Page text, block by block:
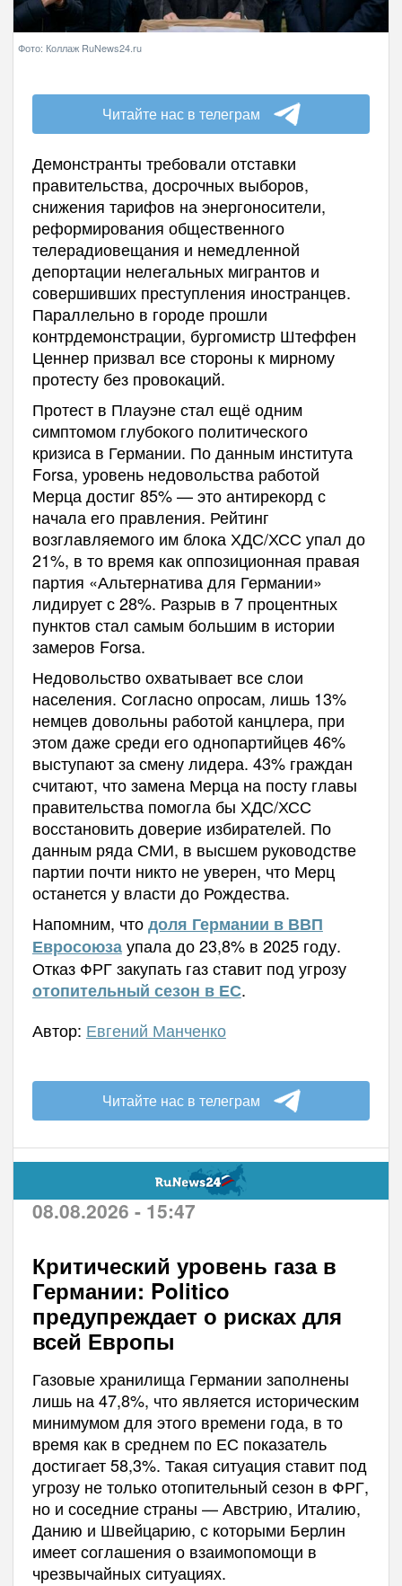
Фото: Коллаж RuNews24.ru
Читайте нас в телеграм
Демонстранты требовали отставки
правительства, досрочных выборов,
снижения тарифов на энергоносители,
реформирования общественного
телерадиовещания и немедленной
депортации нелегальных мигрантов и
совершивших преступления иностранцев.
Параллельно в городе прошли
контрдемонстрации, бургомистр Штеффен
Ценнер призвал все стороны к мирному
протесту без провокаций.
Протест в Плауэне стал ещё одним
симптомом глубокого политического
кризиса в Германии. По данным института
Forsa, уровень недовольства работой
Мерца достиг 85% — это антирекорд с
начала его правления. Рейтинг
возглавляемого им блока ХДС/ХСС упал до
21%, в то время как оппозиционная правая
партия «Альтернатива для Германии»
лидирует с 28%. Разрыв в 7 процентных
пунктов стал самым большим в истории
замеров Forsa.
Недовольство охватывает все слои
населения. Согласно опросам, лишь 13%
немцев довольны работой канцлера, при
этом даже среди его однопартийцев 46%
выступают за смену лидера. 43% граждан
считают, что замена Мерца на посту главы
правительства помогла бы ХДС/ХСС
восстановить доверие избирателей. По
данным ряда СМИ, в высшем руководстве
партии почти никто не уверен, что Мерц
останется у власти до Рождества.
Напомним, чтодоля Германии в ВВП
Евросоюзаупала до 23,8% в 2025 году.
Отказ ФРГ закупать газ ставит под угрозу
отопительный сезон в ЕС.
Автор: Евгений Манченко
Читайте нас в телеграм
08.08.2026 - 15:47
Критический уровень газа в
Германии: Politico
предупреждает о рисках для
всей Европы
Газовые хранилища Германии заполнены
лишь на 47,8%, что является историческим
минимумом для этого времени года, в то
время как в среднем по ЕС показатель
достигает 58,3%. Такая ситуация ставит под
угрозу не только отопительный сезон в ФРГ,
но и соседние страны — Австрию, Италию,
Данию и Швейцарию, с которыми Берлин
имеет соглашения о взаимопомощи в
чрезвычайных ситуациях.